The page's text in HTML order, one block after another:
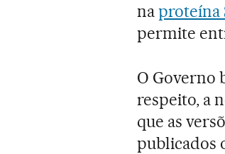
naproteína
permite
O Governo
respeito, a
que as
publicados